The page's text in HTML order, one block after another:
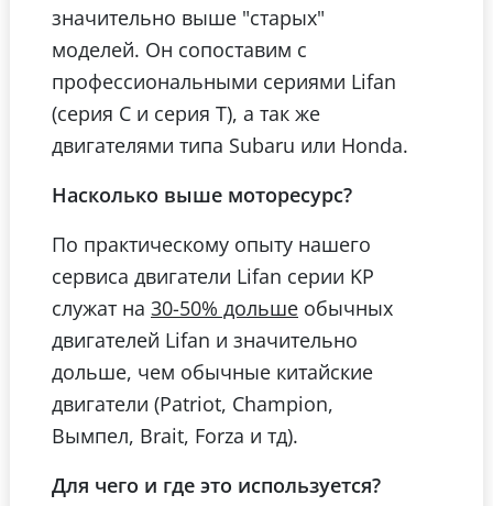
значительно выше "старых"
моделей. Он сопоставим с
профессиональными сериями Lifan
(серия С и серия T), а так же
двигателями типа Subaru или Honda.
Насколько выше моторесурс?
По практическому опыту нашего
сервиса двигатели Lifan серии KP
служат на 30-50% дольше обычных
двигателей Lifan и значительно
дольше, чем обычные китайские
двигатели (Patriot, Champion,
Вымпел, Brait, Forza и тд).
Для чего и где это используется?